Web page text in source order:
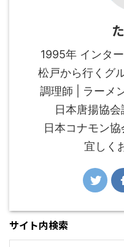
1995年 インタ
松戸から行くグ
調理師 | ラーメ
日本唐揚協
日本コナモン
宜しく
サイト内検索